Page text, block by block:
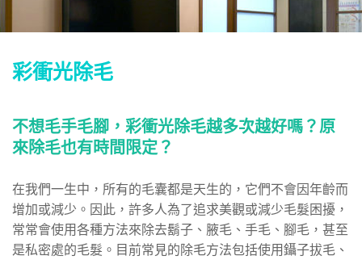
彩衝光除毛
不想毛手毛腳，彩衝光除毛越多次越好嗎？原
來除毛也有時間限定？
在我們一生中，所有的毛囊都是天生的，它們不會因年齡而
增加或減少。因此，許多人為了追求美觀或減少毛髮困擾，
常常會使用各種方法來除去鬍子、腋毛、手毛、腳毛，甚至
是私密處的毛髮。目前常見的除毛方法包括使用鑷子拔毛、